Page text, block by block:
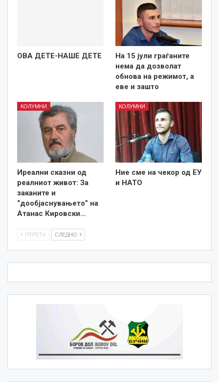
ОВА ДЕТЕ-НАШЕ ДЕТЕ
На 15 јули граѓаните
нема да дозволат
обнова на режимот, а
еве и зашто
КОЛУМНИ
Иреални сказни од
реалниот живот: За
заканите и
“дообјаснувањето” на
Атанас Кировски…
КОЛУМНИ
Ние сме на чекор од ЕУ
и НАТО
ПТРЕТХ СЛЕДНО